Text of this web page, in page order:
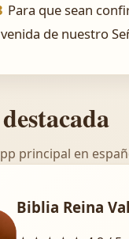
Para que sean
de nuestro
principal en
Biblia Reina